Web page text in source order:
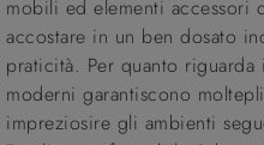
mobili ed elementi accessori
accostare in un ben dosato
praticità. Per quanto
moderni garantiscono
impreziosire gli ambienti